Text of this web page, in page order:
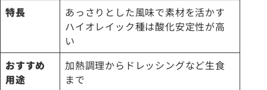
特長
あっさりとした風味で素材を活かす
ハイオレイック種は酸化安定性が高
い
おすすめ
用途
加熱調理からドレッシングなど生食
まで